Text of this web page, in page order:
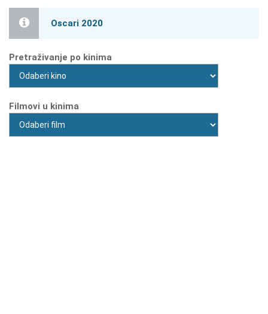
Oscari 2020
Pretraživanje po kinima
Filmovi u kinima